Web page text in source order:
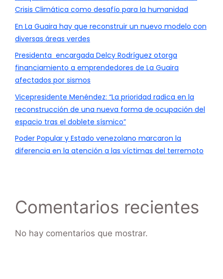
Crisis Climática como desafío para la humanidad
En La Guaira hay que reconstruir un nuevo modelo con
diversas áreas verdes
Presidenta encargada Delcy Rodríguez otorga
financiamiento a emprendedores de La Guaira
afectados por sismos
Vicepresidente Menéndez: “La prioridad radica en la
reconstrucción de una nueva forma de ocupación del
espacio tras el doblete sísmico”
Poder Popular y Estado venezolano marcaron la
diferencia en la atención a las víctimas del terremoto
Comentarios recientes
No hay comentarios que mostrar.